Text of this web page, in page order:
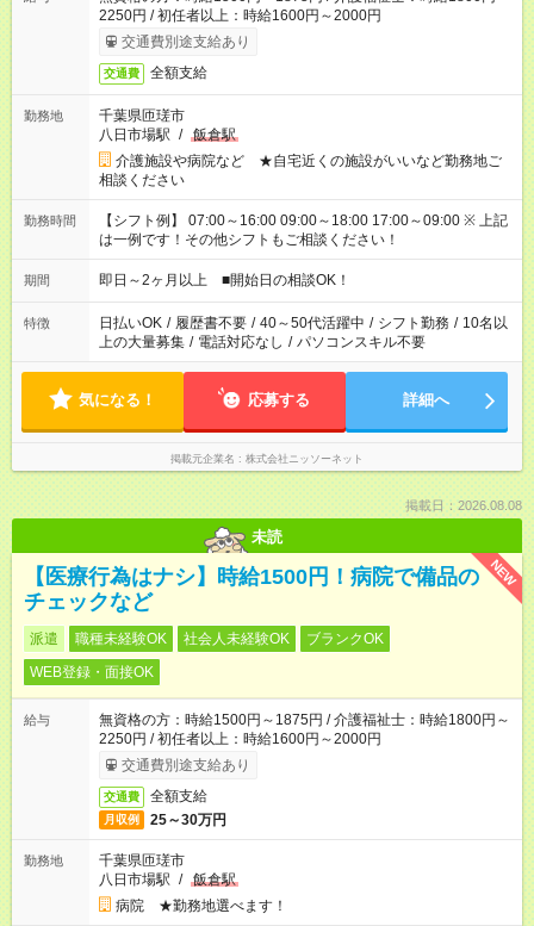
2250円 / 初任者以上：時給1600円～2000円
交通費別途支給あり
交通費 全額支給
勤務地
千葉県匝瑳市
八日市場駅 / 飯倉駅
介護施設や病院など ★自宅近くの施設がいいなど勤務地ご
相談ください
勤務時間
【シフト例】 07:00～16:00 09:00～18:00 17:00～09:00 ※ 上記
は一例です！その他シフトもご相談ください！
期間 即日～2ヶ月以上 ■開始日の相談OK！
特徴 日払いOK / 履歴書不要 / 40～50代活躍中 / シフト勤務 / 10名以
上の大量募集 / 電話対応なし / パソコンスキル不要
気になる！ 応募する 詳細へ
掲載元企業名 株式会社ニッソーネット
掲載日：2026.08.08
未読
NEW
【医療行為はナシ】時給1500円！病院で備品の
チェックなど
派遣 職種未経験OK 社会人未経験OK
ブランクOK
WEB登録・面接OK
給与
無資格の方：時給1500円～1875円 / 介護福祉士：時給1800円～
2250円 / 初任者以上：時給1600円～2000円
交通費別途支給あり
交通費 全額支給
月収例 25～30万円
勤務地
千葉県匝瑳市
八日市場駅 / 飯倉駅
病院 ★勤務地選べます！